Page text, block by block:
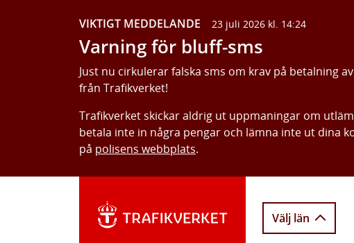
VIKTIGT MEDDELANDE 23 juli 2026 kl. 14:24
Varning för bluff-sms
Just nu cirkulerar falska sms om krav på betalning
från Trafikverket!
Trafikverket skickar aldrig ut uppmaningar om
betala inte in några pengar och lämna inte ut dina
på polisens webbplats.
Välj län